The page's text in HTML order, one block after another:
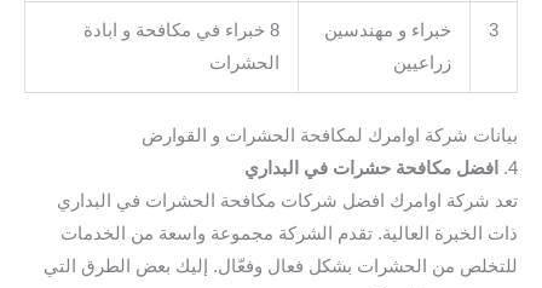
3
خبراء و مهندسين
زراعيين
8 خبراء في مكافحة و ابادة
الحشرات
بيانات شركة اوامرك لمكافحة الحشرات و القوارض
4.
افضل مكافحة حشرات في البداري
تعد شركة اوامرك افضل شركات مكافحة الحشرات في البداري
ذات الخبرة العالية. تقدم الشركة مجموعة واسعة من الخدمات
للتخلص من الحشرات بشكل فعال وفعّال. إليك بعض الطرق التي